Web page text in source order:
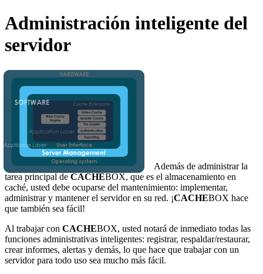
Administración inteligente del
servidor
Además de administrar la
tarea principal de CACHEBOX, que es el almacenamiento en
caché, usted debe ocuparse del mantenimiento: implementar,
administrar y mantener el servidor en su red. ¡CACHEBOX hace
que también sea fácil!
Al trabajar con CACHEBOX, usted notará de inmediato todas las
funciones administrativas inteligentes: registrar, respaldar/restaurar,
crear informes, alertas y demás, lo que hace que trabajar con un
servidor para todo uso sea mucho más fácil.